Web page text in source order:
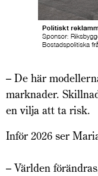
– De här
marknader.
en vilja att ta risk.
Inför 2026 ser
– Världen